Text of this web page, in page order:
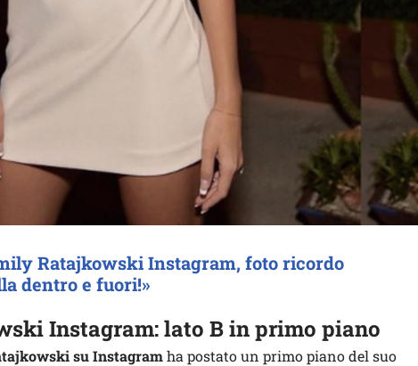
Ratajkowski Instagram, foto ricordo
dentro e fuori!»
Instagram: lato B in primo piano
su Instagramha postato un primo piano del suo